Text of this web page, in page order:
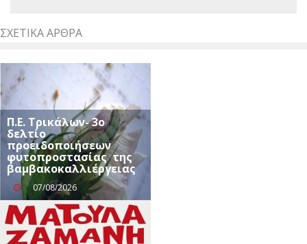
ΣΧΕΤΙΚΆ ΆΡΘΡΑ
Π.Ε. Τρικάλων- 3ο
δελτίο
προειδοποιήσεων
φυτοπροστασίας της
βαμβακοκαλλιέργειας
07/08/2026